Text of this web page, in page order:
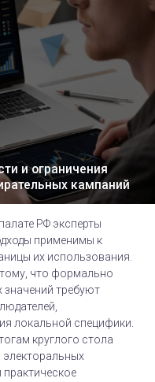
и ограничения
кампаний
РФ эксперты
применимы к
их использования.
что формально
значений требуют
локальной специфики.
круглого стола
электоральных